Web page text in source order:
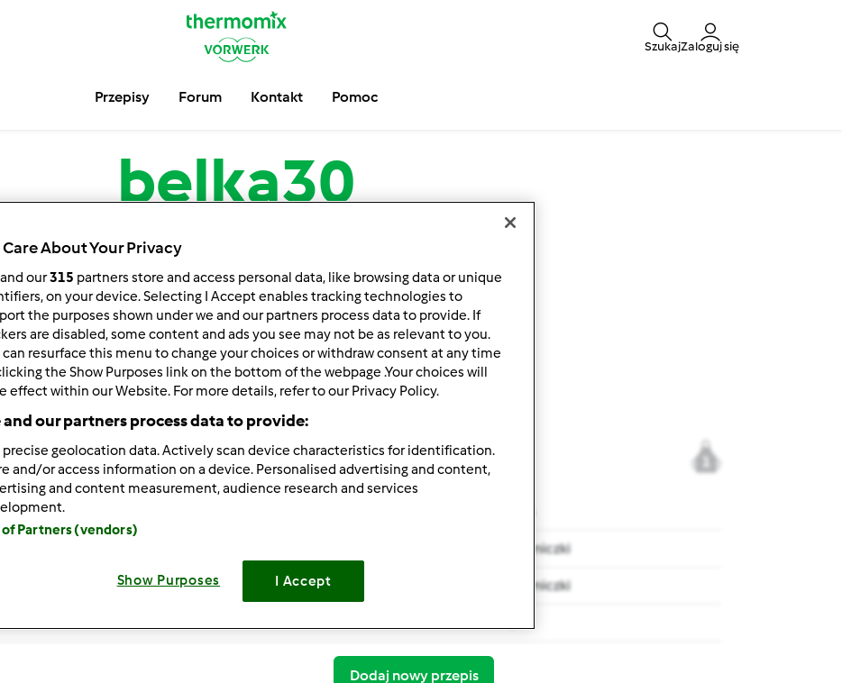
SzukajZaloguj się
Przepisy Forum Kontakt Pomoc
belka30
Obserwuj Block
1
Pierniczki
Pierniczki
Dodaj nowy przepis
Care About Your Privacy
our315 partners store and access personal data, like browsing data or unique
on your device. Selecting I Accept enables tracking technologies to
the purposes shown under we and our partners process data to provide. If
are disabled, some content and ads you see may not be as relevant to you.
can resurface this menu to change your choices or withdraw consent at any time
the Show Purposes link on the bottom of the webpage .Your choices will
effect within our Website. For more details, refer to our Privacy Policy.
and our partners process data to provide:
precise geolocation data. Actively scan device characteristics for identification.
and/or access information on a device. Personalised advertising and content,
and content measurement, audience research and services
of Partners (vendors)
Show Purposes I Accept